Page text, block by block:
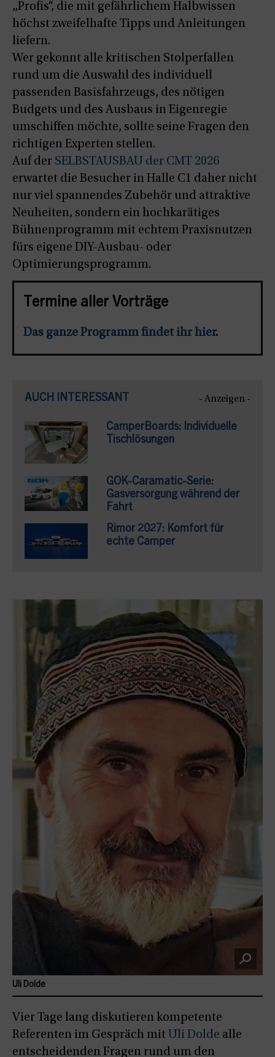
„Profis“, die mit gefährlichem Halbwissen
höchst zweifelhafte Tipps und Anleitungen
liefern.
Wer gekonnt alle kritischen Stolperfallen
rund um die Auswahl des individuell
passenden Basisfahrzeugs, des nötigen
Budgets und des Ausbaus in Eigenregie
umschiffen möchte, sollte seine Fragen den
richtigen Experten stellen.
Auf der SELBSTAUSBAU der CMT 2026
erwartet die Besucher in Halle C1 daher nicht
nur viel spannendes Zubehör und attraktive
Neuheiten, sondern ein hochkarätiges
Bühnenprogramm mit echtem Praxisnutzen
fürs eigene DIY-Ausbau- oder
Optimierungsprogramm.
Termine aller Vorträge
Das ganze Programm findet ihr hier.
AUCH INTERESSANT - Anzeigen -
CamperBoards: Individuelle
Tischlösungen
GOK-Caramatic-Serie:
Gasversorgung während der
Fahrt
Rimor 2027: Komfort für
echte Camper
Vier Tage lang diskutieren kompetente
Referenten im Gespräch mit Uli Dolde alle
entscheidenden Fragen rund um den
Uli Dolde